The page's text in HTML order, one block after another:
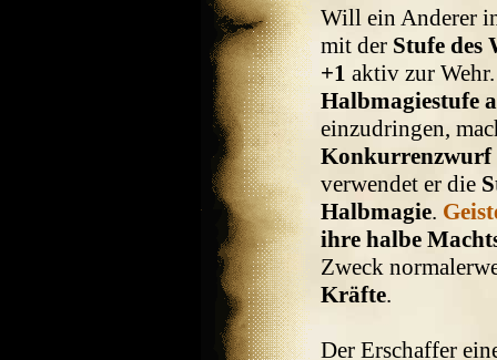
Will ein Anderer
mit der Stufe des
+1 aktiv zur
Halbmagiestufe
einzudringen,
Konkurrenzwurf
verwendet er die
Halbmagie.
ihre halbe
Zweck
Kräfte.
Der Erschaffer